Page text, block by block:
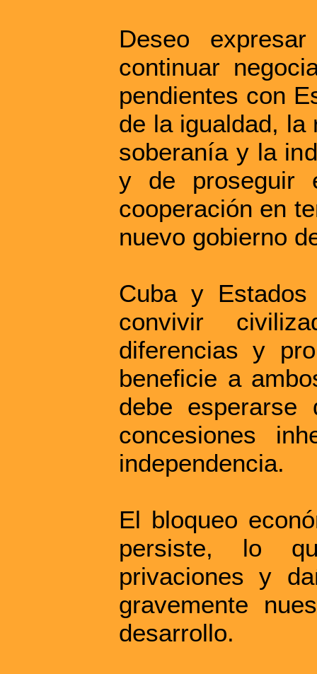
Deseo
continuar
pendientes con
de la igualdad, la
soberanía y la
y de proseguir
cooperación en
nuevo gobierno
Cuba y
convivir
diferencias y
beneficie a
debe
concesiones
independencia.
El bloqueo
persiste, lo
privaciones y
gravemente
desarrollo.